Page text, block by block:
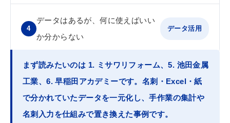
4
データはあるが、何に使えばいい
か分からない
データ活用
まず読みたいのは 1. ミサワリフォーム、5. 池田金属
工業、6. 早稲田アカデミーです。名刺・Excel・紙
で分かれていたデータを一元化し、手作業の集計や
名刺入力を仕組みで置き換えた事例です。